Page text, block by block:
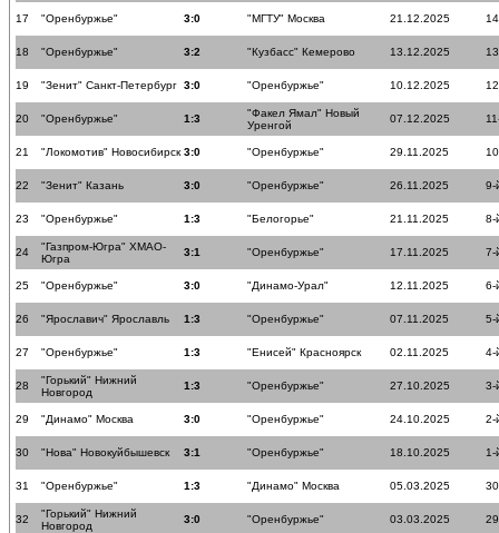
17 "Оренбуржье" 3:0 "МГТУ" Москва 21.12.2025
18 "Оренбуржье" 3:2 "Кузбасс" Кемерово 13.12.2025
19 "Зенит" Санкт-Петербург 3:0 "Оренбуржье" 10.12.2025
20 "Оренбуржье" 1:3
"Факел Ямал" Новый
Уренгой
07.12.2025
21 "Локомотив" Новосибирск 3:0 "Оренбуржье" 29.11.2025
22 "Зенит" Казань 3:0 "Оренбуржье" 26.11.2025 9-
23 "Оренбуржье" 1:3 "Белогорье" 21.11.2025 8-
24
"Газпром-Югра" ХМАО-
Югра
3:1 "Оренбуржье" 17.11.2025 7-
25 "Оренбуржье" 3:0 "Динамо-Урал" 12.11.2025 6-
26 "Ярославич" Ярославль 1:3 "Оренбуржье" 07.11.2025 5-
27 "Оренбуржье" 1:3 "Енисей" Красноярск 02.11.2025 4-
28
"Горький" Нижний
Новгород
1:3 "Оренбуржье" 27.10.2025 3-
29 "Динамо" Москва 3:0 "Оренбуржье" 24.10.2025 2-
30 "Нова" Новокуйбышевск 3:1 "Оренбуржье" 18.10.2025 1-
31 "Оренбуржье" 1:3 "Динамо" Москва 05.03.2025
32
"Горький" Нижний
Новгород
3:0 "Оренбуржье" 03.03.2025